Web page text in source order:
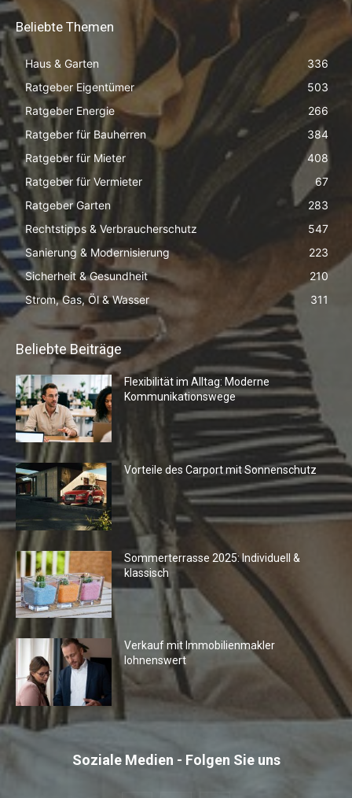
Beliebte Themen
Haus & Garten
336
Ratgeber Eigentümer
503
Ratgeber Energie
266
Ratgeber für Bauherren
384
Ratgeber für Mieter
408
Ratgeber für Vermieter
67
Ratgeber Garten
283
Rechtstipps & Verbraucherschutz
547
Sanierung & Modernisierung
223
Sicherheit & Gesundheit
210
Strom, Gas, Öl & Wasser
311
Beliebte Beiträge
Flexibilität im Alltag: Moderne
Kommunikationswege
Vorteile des Carport mit Sonnenschutz
Sommerterrasse 2025: Individuell &
klassisch
Verkauf mit Immobilienmakler
lohnenswert
Soziale Medien - Folgen Sie uns